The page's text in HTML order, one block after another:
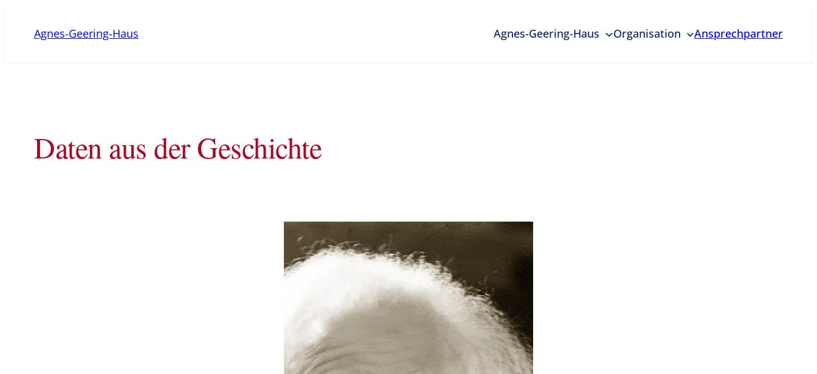
springen
Agnes-Geering-Haus Agnes-Geering-Haus Organisation Ansprechpartner
Daten aus der Geschichte